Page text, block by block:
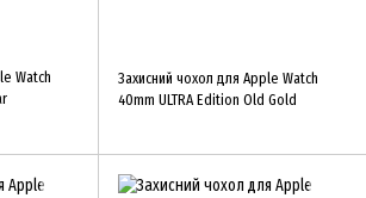
Watch
Захисний чохол для Apple Watch
40mm ULTRA Edition Old Gold